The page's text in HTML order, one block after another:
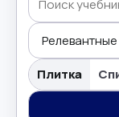
Иностранные
Поиск
Плитка